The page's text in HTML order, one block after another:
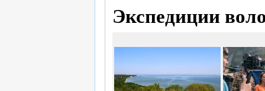
Экспедиции